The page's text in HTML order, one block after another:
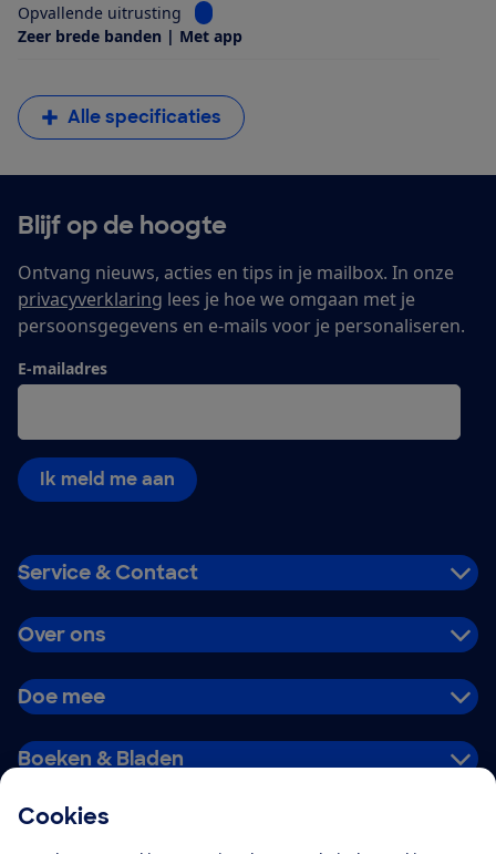
Cookies
Opvallende uitrusting
Bekijk informatie voor Opvallende
Zeer brede banden | Met app
Alle specificaties
Blijf op de hoogte
Ontvang nieuws, acties en tips in je mailbox. In onze
privacyverklaring lees je hoe we omgaan met je
persoonsgegevens en e-mails voor je personaliseren.
E-mailadres
Ik meld me aan
Service & Contact
Over ons
Doe mee
Boeken & Bladen